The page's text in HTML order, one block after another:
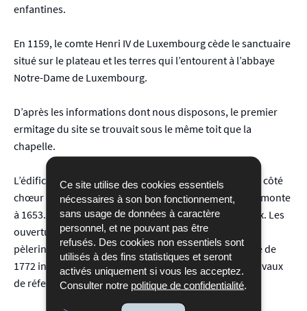
Ce site utilise des cookies essentiels
nécessaires à son bon fonctionnement,
sans usage de données à caractère
personnel, et ne pouvant pas être
refusés. Des cookies non essentiels sont
utilisés à des fins statistiques et seront
activés uniquement si vous les acceptez.
Consulter notre politique de confidentialité.
enfantines.
En 1159, le comte Henri IV de Luxembourg cède le sanctuaire
situé sur le plateau et les terres qui l’entourent à l’abbaye
Notre-Dame de Luxembourg.
D’après les informations dont nous disposons, le premier
ermitage du site se trouvait sous le même toit que la
chapelle.
L’édifice actuel, construit sur plan rectangulaire fermé côté
chœur et côté entrée par trois côtés d’un octogone, remonte
à 1653. L’accès est précédé d’un porche assez spacieux. Les
ouvertures situées de part et d’autre permettaient aux
pèlerins de déposer leurs offrandes en nature. La date de
1772 inscrite sur la clef du portail se rapporte à des travaux
de réfection.